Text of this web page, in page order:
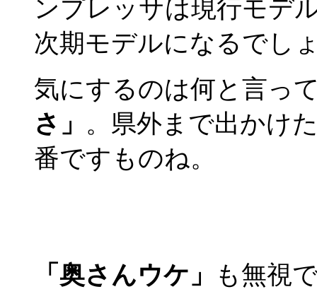
ンプレッサは現行モデ
次期モデルになるでし
気にするのは何と言っ
さ」 。県外まで出かけ
番ですものね。
「奥さんウケ」
も無視